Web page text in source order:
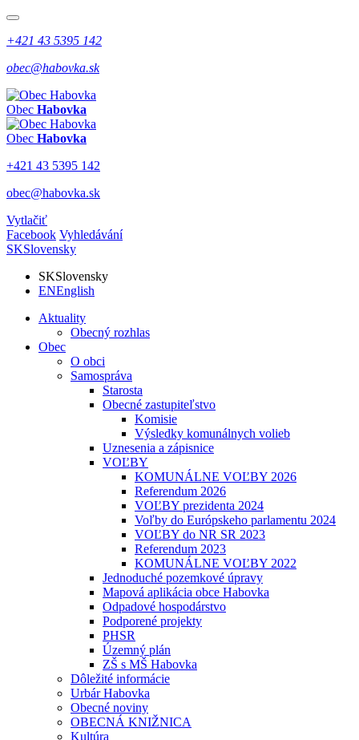
+421 43 5395 142
obec@habovka.sk
Obec Habovka
Obec Habovka
+421 43 5395 142
obec@habovka.sk
Vytlačiť
Facebook Vyhledávání
SKSlovensky
SKSlovensky
ENEnglish
Aktuality
Obecný rozhlas
Obec
O obci
Samospráva
Starosta
Obecné zastupiteľstvo
Komisie
Výsledky komunálnych volieb
Uznesenia a zápisnice
VOĽBY
KOMUNÁLNE VOĽBY 2026
Referendum 2026
VOĽBY prezidenta 2024
Voľby do Európskeho parlamentu 2024
VOĽBY do NR SR 2023
Referendum 2023
KOMUNÁLNE VOĽBY 2022
Jednoduché pozemkové úpravy
Mapová aplikácia obce Habovka
Odpadové hospodárstvo
Podporené projekty
PHSR
Územný plán
ZŠ s MŠ Habovka
Dôležité informácie
Urbár Habovka
Obecné noviny
OBECNÁ KNIŽNICA
Kultúra